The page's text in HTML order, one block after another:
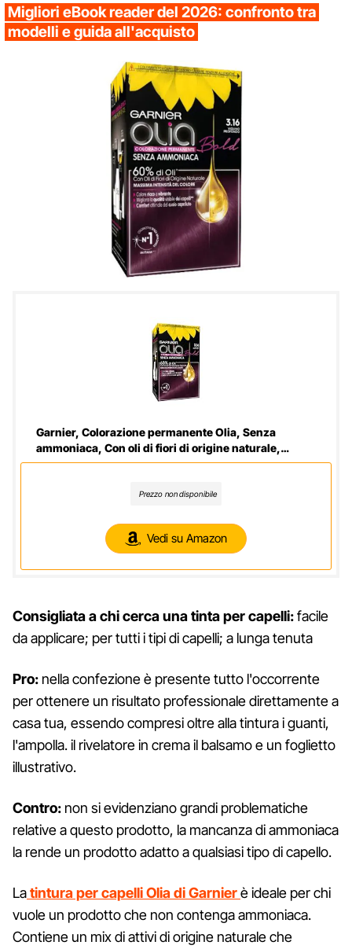
Migliori eBook reader del 2026: confronto tra
modelli e guida all'acquisto
Garnier, Colorazione permanente Olia, Senza
ammoniaca, Con oli di fiori di origine naturale,
Violino Profondo (3.16)
Prezzo non disponibile
Vedi su Amazon
Consigliata a chi cerca una tinta per capelli:facile
da applicare; per tutti i tipi di capelli; a lunga tenuta
Pro: nella confezione è presente tutto l'occorrente
per ottenere un risultato professionale direttamente a
casa tua, essendo compresi oltre alla tintura i guanti,
l'ampolla. il rivelatore in crema il balsamo e un foglietto
illustrativo.
Contro: non si evidenziano grandi problematiche
relative a questo prodotto, la mancanza di ammoniaca
la rende un prodotto adatto a qualsiasi tipo di capello.
Latintura per capelli Olia di Garnierè ideale per chi
vuole un prodotto che non contenga ammoniaca.
Contiene un mix di attivi di origine naturale che